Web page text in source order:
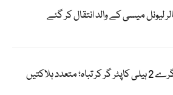
لیونل میسی کے والد انتقال کر گئے
متعدد ہلاکتیں